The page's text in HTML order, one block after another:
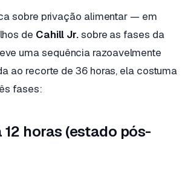
sobre privação alimentar — em
de Cahill Jr.sobre as fases da
uma sequência razoavelmente
ao recorte de 36 horas, ela costuma
fases:
12 horas (estado pós-